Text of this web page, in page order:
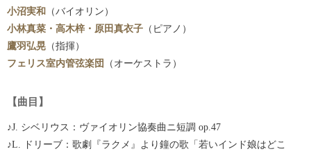
小沼実和
（バイオリン）
小林真菜・高木梓・原田真衣子 （ピアノ）
鷹羽弘晃 （指揮）
フェリス室内管弦楽団
（オーケストラ）
【曲目】
♪J. シベリウス：ヴァイオリン協奏曲ニ短調 op.47
♪L. ドリーブ：歌劇『ラクメ』より鐘の歌「若いインド娘はどこ